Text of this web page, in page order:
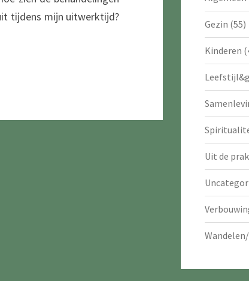
tijdens mijn uitwerktijd?
Gezin (55)
Kinderen
Uit de